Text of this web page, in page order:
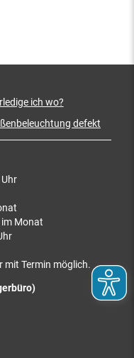
Monat
mit Termin möglich.
ich wo?
defekt